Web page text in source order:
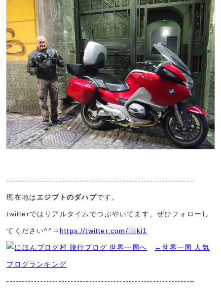
------------------------------------------------------------–
現在地は エジプトのダハブです。
twitterではリアルタイムでつぶやいてます。ぜひフォローし
てください^^⇒ https://twitter.com/liliki1
←世界一周 人気
ブログランキング
------------------------------------------------------------–